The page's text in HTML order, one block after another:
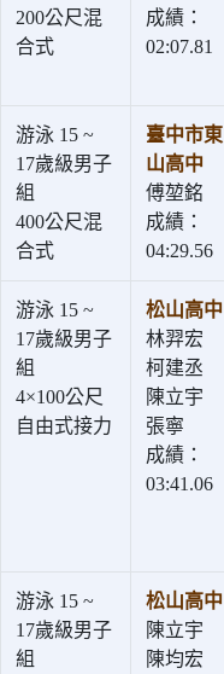
200公尺混
合式
成績：
02:07.81
游泳 15 ~
17歲級男子
組
400公尺混
合式
臺中市東
山高中
傅堃銘
成績：
04:29.56
游泳 15 ~
17歲級男子
組
4×100公尺
自由式接力
松山高中
林羿宏
柯建丞
陳立宇
張寧
成績：
03:41.06
游泳 15 ~
17歲級男子
組
松山高中
陳立宇
陳均宏